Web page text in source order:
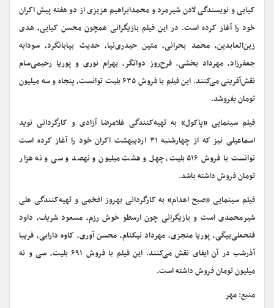
کیایی و نویسندگی لادن شیرمرد و محمدابراهیم عزیزی از دو هفته پیش اکران
خود را آغاز کرده است. در این فیلم بازیگرانی همچون محسن کیایی، هدی
زین‌العابدین، محمد بحرانی، متین حیدری‌نیا، حدیث بیابانگرد، سودابه
جعفرزاد، مهرداد بخشی، فرح‌روز دواتگر، بهرام نوری و پوریا رحیمی‌سام
نقش‌آفرینی می‌کنند. این فیلم با فروش ۶۳۵ بلیت توانست، پنجاه و سه میلیون
تومان بفروشد.
فیلم سینمایی «پاکول» به تهیه‌کنندگی غلامرضا آزادی و کارگردانی نوید
اسماعیلی نیز که از چهارشنبه ۳۱ اردیبهشت اکران خود را آغاز کرده است
توانست با فروش ۵۱۶ بلیت، چهل و هشت میلیون و نهصد و سی و نه هزار
تومان فروش داشته باشد.
فیلم سینمایی «صبح اعدام» به کارگردانی بهروز افخمی و تهیه‌کنندگی علی
شیرمحمدی است و بازیگرانی چون ارسطو خوش رزم، مسعود شریف، داود
فتحعلی‌بیگی، پوریا منجزی، مهرداد نیکنام، محسن آوری، کاوه دارابی، فریبا
آذرشب در آن ایفای نقش می‌کنند. این فیلم با فروش ۶۹۱ بلیت، سی و نه
میلیون تومان فروش داشته است.
منبع: مهر